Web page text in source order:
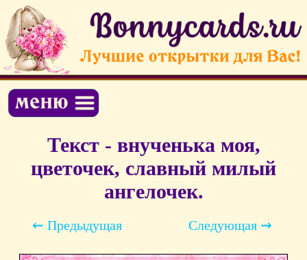
Текст - внученька моя,
цветочек, славный милый
ангелочек.
⇜ Предыдущая Следующая ⇝